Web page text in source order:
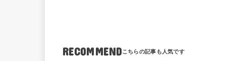
RECOMMEND